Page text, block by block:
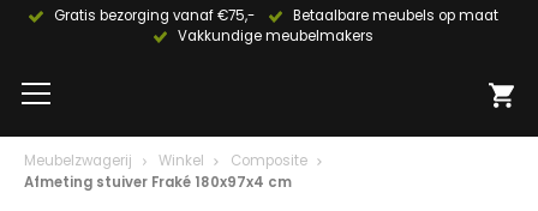
Gratis bezorging vanaf €75,-
Betaalbare meubels op maat
Vakkundige meubelmakers
Meubelzwagerij Winkel
Composite
Afmeting stuiver Fraké 180x97x4 cm